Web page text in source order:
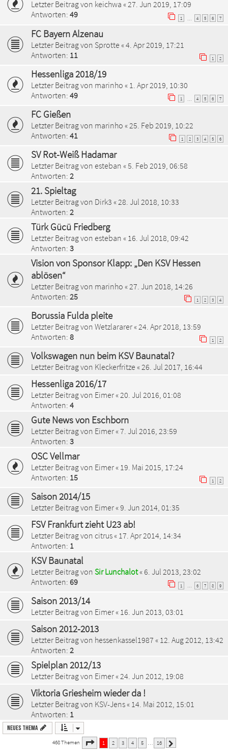
Letzter Beitrag von keichwa «27. Jun 2019, 17:09
Antworten: 49 1 4 5 6 7
FC Bayern Alzenau
Letzter Beitrag von Sprotte «4. Apr 2019, 17:21
Antworten: 11 1 2
Hessenliga 2018/19
Letzter Beitrag von marinho « 1. Apr 2019, 10:30
Antworten: 49 1 4 5 6 7
FC Gießen
Letzter Beitrag von marinho « 25. Feb 2019, 10:22
Antworten: 41 1 2 3 4 5 6
SV Rot-Weiß Hadamar
Letzter Beitrag von esteban «5. Feb 2019, 06:58
Antworten: 2
21. Spieltag
Letzter Beitrag von Dirk3 « 28. Jul 2018, 10:33
Antworten: 2
Türk Gücü Friedberg
Letzter Beitrag von esteban « 16. Jul 2018, 09:42
Antworten: 3
Vision von Sponsor Klapp: „Den KSV Hessen
ablösen“
Letzter Beitrag von marinho « 27. Jun 2018, 14:26
Antworten: 25 1 2 3 4
Borussia Fulda pleite
Letzter Beitrag von Wetzlararer«24. Apr 2018, 13:59
Antworten: 8 1 2
Volkswagen nun beim KSV Baunatal?
Letzter Beitrag von Kleckerfritze «26. Jul 2017, 16:44
Hessenliga 2016/17
Letzter Beitrag von Eimer«20. Jul 2016, 01:08
Antworten: 4
Gute News von Eschborn
Letzter Beitrag von Eimer«7. Jul 2016, 23:59
Antworten: 3
OSC Vellmar
Letzter Beitrag von Eimer« 19. Mai 2015, 17:24
Antworten: 15 1 2
Saison 2014/15
Letzter Beitrag von Eimer«9. Jun 2014, 01:35
FSV Frankfurt zieht U23 ab!
Letzter Beitrag von citrus« 17. Apr 2014, 14:34
Antworten: 1
KSV Baunatal
Letzter Beitrag von Sir Lunchalot«6. Jul 2013, 23:02
Antworten: 69 1 … 6 7 8 9
Saison 2013/14
Letzter Beitrag von Eimer« 16. Jun 2013, 03:01
Saison 2012-2013
Letzter Beitrag von hessenkassel1987 « 12. Aug 2012, 13:42
Antworten: 2
Spielplan 2012/13
Letzter Beitrag von Eimer«24. Jun 2012, 19:08
Viktoria Griesheim wieder da !
Letzter Beitrag von KSV-Jens« 14. Mai 2012, 15:01
Antworten: 1
Neues Thema
468 Themen Seite von 16
1 2 3 4 5 … 16